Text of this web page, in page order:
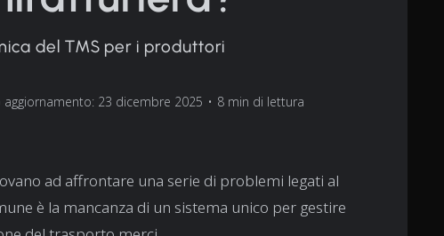
del TMS per i produttori
aggiornamento: 23 dicembre 2025 • 8 min di lettura
ad affrontare una serie di problemi legati al
è la mancanza di un sistema unico per gestire